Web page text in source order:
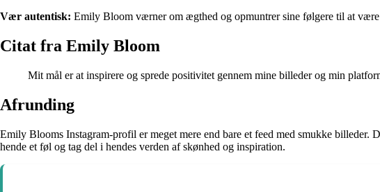
Vær autentisk: Emily Bloom værner om ægthed og opmuntrer sine følgere til at
Citat fra Emily Bloom
Mit mål er at inspirere og sprede positivitet gennem mine billeder og min
Afrunding
Emily Blooms Instagram-profil er meget mere end bare et feed med smukke
hende et føl og tag del i hendes verden af skønhed og inspiration.